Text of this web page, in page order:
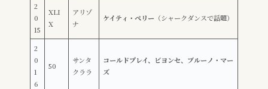
2
0
15
XLI
X
アリゾ
ナ
ケイティ・ペリー（シャークダンスで話題）
2
0
1
6
50
サンタ
クララ
コールドプレイ、ビヨンセ、ブルーノ・マー
ズ